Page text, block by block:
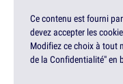
Ce contenu est fourni
devez accepter les
Modifiez ce choix à tout
de la Confidentialité" en